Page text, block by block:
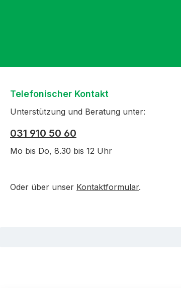
Telefonischer Kontakt
Unterstützung und Beratung unter:
031 910 50 60
Mo bis Do, 8.30 bis 12 Uhr
Oder über unser Kontaktformular.